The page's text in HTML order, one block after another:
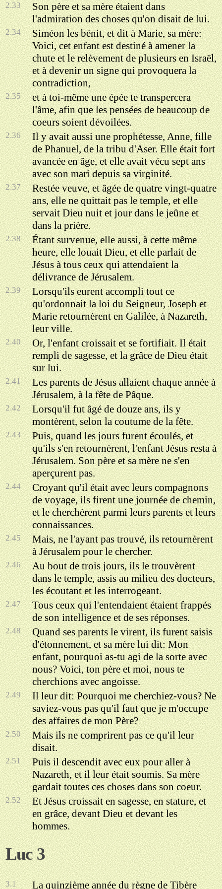
2.33
Son père et sa mère étaient dans
l'admiration des choses qu'on disait de lui.
2.34
Siméon les bénit, et dit à Marie, sa mère:
Voici, cet enfant est destiné à amener la
chute et le relèvement de plusieurs en Israël,
et à devenir un signe qui provoquera la
contradiction,
2.35
et à toi-même une épée te transpercera
l'âme, afin que les pensées de beaucoup de
coeurs soient dévoilées.
2.36
Il y avait aussi une prophétesse, Anne, fille
de Phanuel, de la tribu d'Aser. Elle était fort
avancée en âge, et elle avait vécu sept ans
avec son mari depuis sa virginité.
2.37
Restée veuve, et âgée de quatre vingt-quatre
ans, elle ne quittait pas le temple, et elle
servait Dieu nuit et jour dans le jeûne et
dans la prière.
2.38
Étant survenue, elle aussi, à cette même
heure, elle louait Dieu, et elle parlait de
Jésus à tous ceux qui attendaient la
délivrance de Jérusalem.
2.39
Lorsqu'ils eurent accompli tout ce
qu'ordonnait la loi du Seigneur, Joseph et
Marie retournèrent en Galilée, à Nazareth,
leur ville.
2.40
Or, l'enfant croissait et se fortifiait. Il était
rempli de sagesse, et la grâce de Dieu était
sur lui.
2.41
Les parents de Jésus allaient chaque année à
Jérusalem, à la fête de Pâque.
2.42
Lorsqu'il fut âgé de douze ans, ils y
montèrent, selon la coutume de la fête.
2.43
Puis, quand les jours furent écoulés, et
qu'ils s'en retournèrent, l'enfant Jésus resta à
Jérusalem. Son père et sa mère ne s'en
aperçurent pas.
2.44
Croyant qu'il était avec leurs compagnons
de voyage, ils firent une journée de chemin,
et le cherchèrent parmi leurs parents et leurs
connaissances.
2.45
Mais, ne l'ayant pas trouvé, ils retournèrent
à Jérusalem pour le chercher.
2.46
Au bout de trois jours, ils le trouvèrent
dans le temple, assis au milieu des docteurs,
les écoutant et les interrogeant.
2.47
Tous ceux qui l'entendaient étaient frappés
de son intelligence et de ses réponses.
2.48
Quand ses parents le virent, ils furent saisis
d'étonnement, et sa mère lui dit: Mon
enfant, pourquoi as-tu agi de la sorte avec
nous? Voici, ton père et moi, nous te
cherchions avec angoisse.
2.49
Il leur dit: Pourquoi me cherchiez-vous? Ne
saviez-vous pas qu'il faut que je m'occupe
des affaires de mon Père?
2.50
Mais ils ne comprirent pas ce qu'il leur
disait.
2.51
Puis il descendit avec eux pour aller à
Nazareth, et il leur était soumis. Sa mère
gardait toutes ces choses dans son coeur.
2.52
Et Jésus croissait en sagesse, en stature, et
en grâce, devant Dieu et devant les
hommes.
Luc 3
3.1 La quinzième année du règne de Tibère